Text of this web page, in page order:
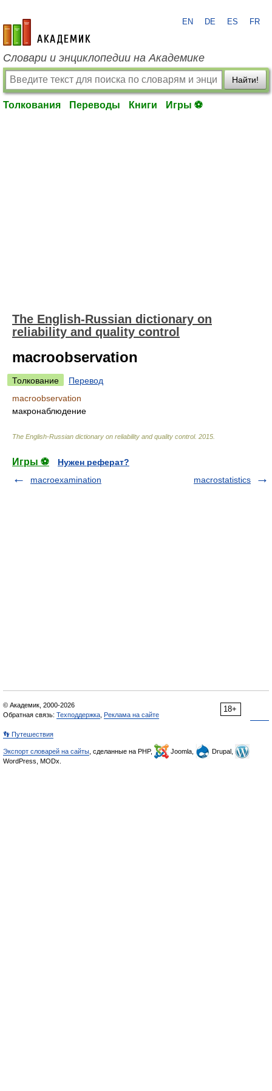
academic.ru
EN DE ES FR
Словари и энциклопедии на Академике
Найти!
Толкования Переводы Книги Игры ⚽
The English-Russian dictionary on
reliability and quality control
macroobservation
Толкование
Перевод
macroobservation
макронаблюдение
The English-Russian dictionary on reliability and quality control. 2015
Игры ⚽
Нужен реферат?
macroexamination
macrostatistics
18+
© Академик, 2000-2026
Обратная связь: Техподдержка Реклама на сайте
👣 Путешествия
Экспорт словарей на сайты , сделанные на PHP, Joomla,
Drupal,
WordPress, MODx.